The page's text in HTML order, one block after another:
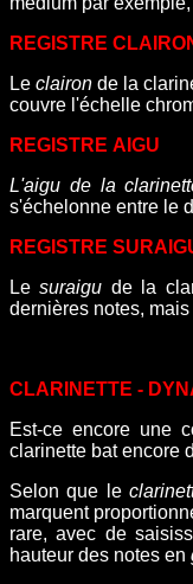
REGISTRE
Leclairon de la
couvre l'échelle
REGISTRE AIGU
L'aigu de la
s'échelonne entre le
REGISTRE
Lesuraigu de la
dernières notes,
CLARINETTE -
Est-ce encore une
clarinette bat encore
Selon que le
marquent
rare, avec de
hauteur des notes en